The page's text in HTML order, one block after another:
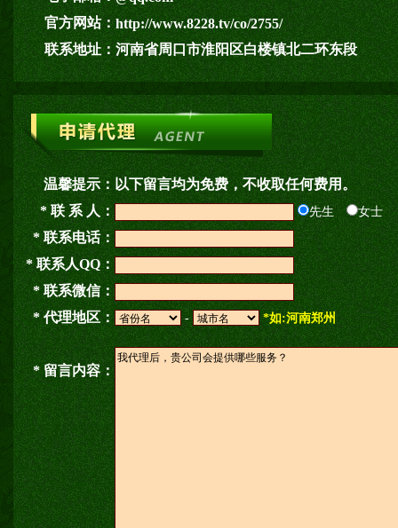
官方网站：http://www.8228.tv/co/2755/
联系地址：河南省周口市淮阳区白楼镇北二环东段
温馨提示：以下留言均为免费，不收取任何费用。
* 联 系 人：
先生 女士
* 联系电话：
* 联系人QQ：
* 联系微信：
* 代理地区：
- *如:河南郑州
* 留言内容：